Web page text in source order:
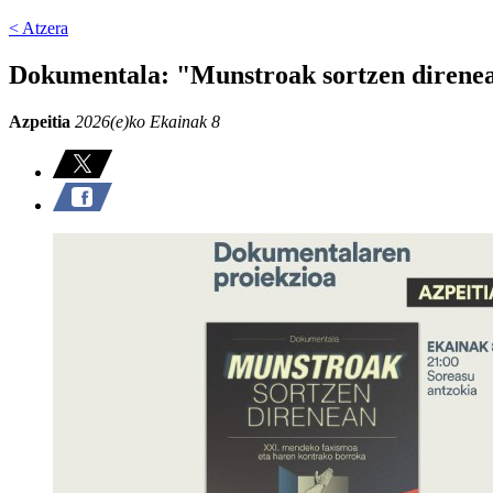
< Atzera
Dokumentala: "Munstroak sortzen
Azpeitia 2026(e)ko Ekainak 8